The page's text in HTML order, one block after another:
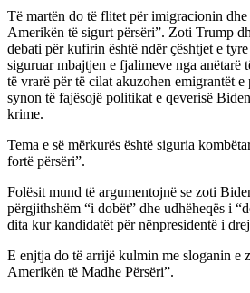
Të martën do të flitet për imigracionin
Amerikën të sigurt përsëri”. Zoti Trump
debati për kufirin është ndër çështjet e
siguruar mbajtjen e fjalimeve nga anëtarë
të vrarë për të cilat akuzohen emigrantët
synon të fajësojë politikat e qeverisë
krime.
Tema e së mërkurës është siguria
fortë përsëri”.
Folësit mund të argumentojnë se zoti
përgjithshëm “i dobët” dhe udhëheqës i
dita kur kandidatët për nënpresidentë i
E enjtja do të arrijë kulmin me sloganin e
Amerikën të Madhe Përsëri”.